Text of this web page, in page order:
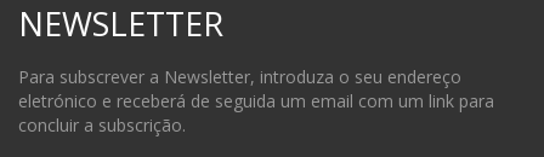
NEWSLETTER
Para subscrever a Newsletter, introduza o seu endereço
eletrónico e receberá de seguida um email com um link para
concluir a subscrição.